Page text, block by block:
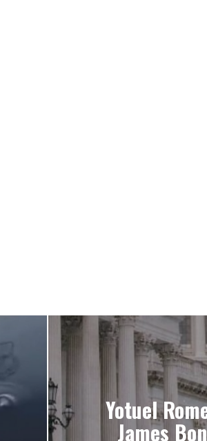
Yotuel
James